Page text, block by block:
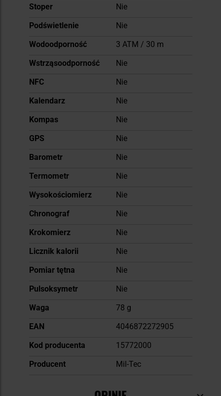
Stoper
Nie
Podświetlenie
Nie
Wodoodporność
3 ATM / 30 m
Wstrząsoodporność
Nie
NFC
Nie
Kalendarz
Nie
Kompas
Nie
GPS
Nie
Barometr
Nie
Termometr
Nie
Wysokościomierz
Nie
Chronograf
Nie
Krokomierz
Nie
Licznik kalorii
Nie
Pomiar tętna
Nie
Pulsoksymetr
Nie
Waga
78 g
EAN
4046872272905
Kod producenta
15772000
Producent
Mil-Tec